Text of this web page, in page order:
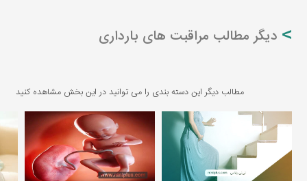
دیگر مطالب مراقبت های بارداری
مطالب دیگر این دسته بندی را می توانید در این بخش مشاهده کنید